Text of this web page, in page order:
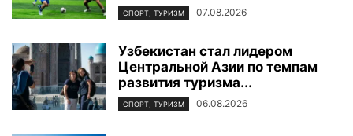
СПОРТ, ТУРИЗМ 07.08.2026
Узбекистан стал лидером
Центральной Азии по темпам
развития туризма...
СПОРТ, ТУРИЗМ 06.08.2026